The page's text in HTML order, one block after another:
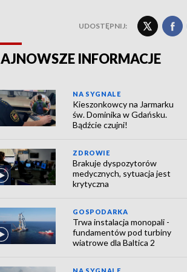
UDOSTĘPNIJ:
INFORMACJE
NA SYGNALE
Kieszonkowcy na Jarmarku
św. Dominika w Gdańsku.
Bądźcie czujni!
ZDROWIE
Brakuje dyspozytorów
medycznych, sytuacja jest
krytyczna
GOSPODARKA
Trwa instalacja monopali -
fundamentów pod turbiny
wiatrowe dla Baltica 2